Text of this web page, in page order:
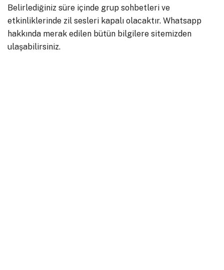
Belirlediğiniz süre içinde grup sohbetleri ve
etkinliklerinde zil sesleri kapalı olacaktır. Whatsapp
hakkında merak edilen bütün bilgilere sitemizden
ulaşabilirsiniz.